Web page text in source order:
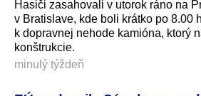
Hasiči zasahovali v utorok ráno na
v Bratislave, kde boli krátko po 8.00
k dopravnej nehode kamióna, ktorý
konštrukcie.
minulý týždeň